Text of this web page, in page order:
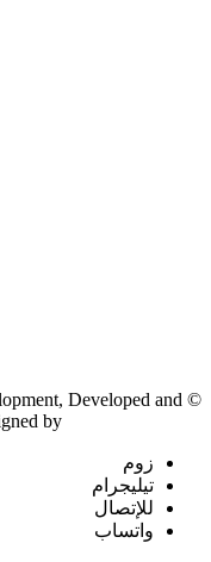
Developed and
by
زوم
تيليجرام
للإتصال
واتساب